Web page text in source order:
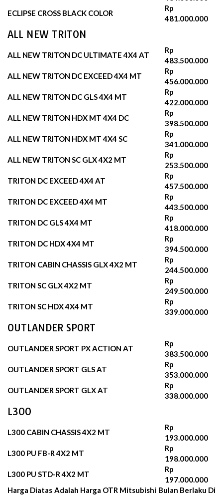
ECLIPSE CROSS BLACK COLOR
Rp
481.000.000
ALL NEW TRITON
ALL NEW TRITON DC ULTIMATE 4X4 AT
Rp
483.500.000
ALL NEW TRITON DC EXCEED 4X4 MT
Rp
456.000.000
ALL NEW TRITON DC GLS 4X4 MT
Rp
422.000.000
ALL NEW TRITON HDX MT 4X4 DC
Rp
398.500.000
ALL NEW TRITON HDX MT 4X4 SC
Rp
341.000.000
ALL NEW TRITON SC GLX 4X2 MT
Rp
253.500.000
TRITON DC EXCEED 4X4 AT
Rp
457.500.000
TRITON DC EXCEED 4X4 MT
Rp
443.500.000
TRITON DC GLS 4X4 MT
Rp
418.000.000
TRITON DC HDX 4X4 MT
Rp
394.500.000
TRITON CABIN CHASSIS GLX 4X2 MT
Rp
244.500.000
TRITON SC GLX 4X2 MT
Rp
249.500.000
TRITON SC HDX 4X4 MT
Rp
339.000.000
OUTLANDER SPORT
OUTLANDER SPORT PX ACTION AT
Rp
383.500.000
OUTLANDER SPORT GLS AT
Rp
353.000.000
OUTLANDER SPORT GLX AT
Rp
338.000.000
L300
L300 CABIN CHASSIS 4X2 MT
Rp
193.000.000
L300 PU FB-R 4X2 MT
Rp
198.000.000
L300 PU STD-R 4X2 MT
Rp
197.000.000
Harga Diatas Adalah Harga OTR Mitsubishi Bulan Berlaku Di